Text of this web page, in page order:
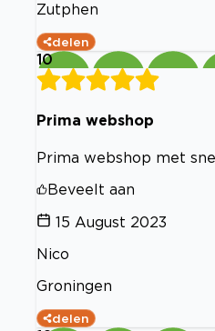
Zutphen
delen
10
Prima webshop
Prima webshop met
Beveelt aan
15 August 2023
Nico
Groningen
delen